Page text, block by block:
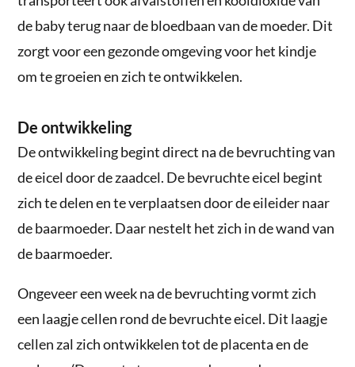
de baby terug naar de bloedbaan van de moeder. Dit
zorgt voor een gezonde omgeving voor het kindje
om te groeien en zich te ontwikkelen.
De ontwikkeling
De ontwikkeling begint direct na de bevruchting van
de eicel door de zaadcel. De bevruchte eicel begint
zich te delen en te verplaatsen door de eileider naar
de baarmoeder. Daar nestelt het zich in de wand van
de baarmoeder.
Ongeveer een week na de bevruchting vormt zich
een laagje cellen rond de bevruchte eicel. Dit laagje
cellen zal zich ontwikkelen tot de placenta en de